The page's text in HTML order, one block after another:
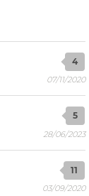
4
07/11/2020
5
28/06/2023
11
03/09/2020